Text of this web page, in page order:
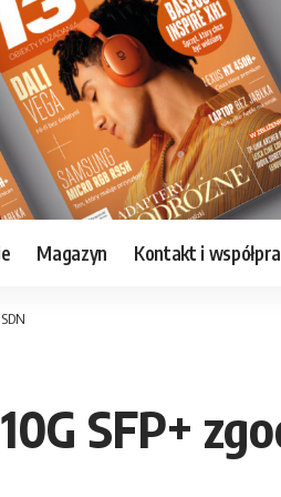
Magazyn Kontakt i
SFP+